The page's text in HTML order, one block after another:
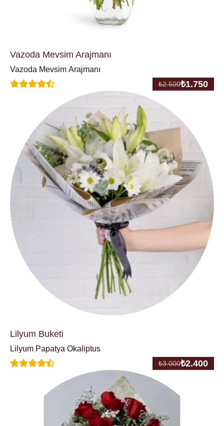
Vazoda Mevsim Arajmanı
Vazoda Mevsim Arajmanı
₺2.500₺1.750
Lilyum Buketi
Lilyum Papatya Okaliptus
₺3.000₺2.400